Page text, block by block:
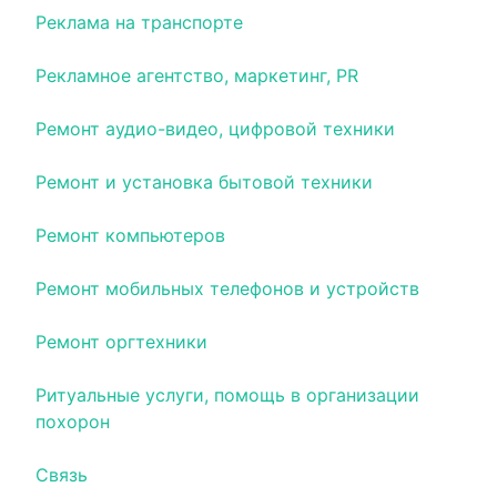
Реклама на транспорте
Рекламное агентство, маркетинг, PR
Ремонт аудио-видео, цифровой техники
Ремонт и установка бытовой техники
Ремонт компьютеров
Ремонт мобильных телефонов и устройств
Ремонт оргтехники
Ритуальные услуги, помощь в организации
похорон
Связь